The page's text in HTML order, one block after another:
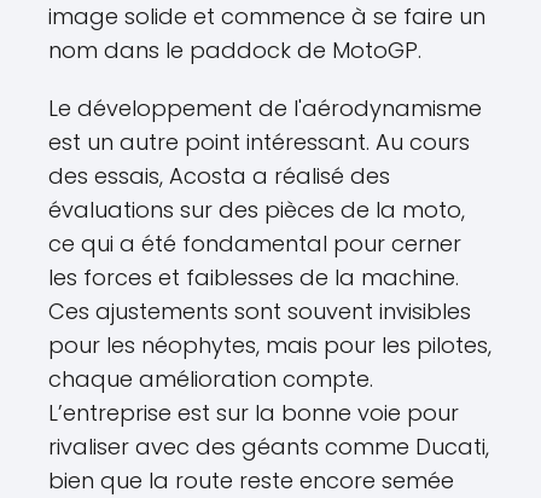
image solide et commence à se faire un
nom dans le paddock de MotoGP.
Le développement de l'aérodynamisme
est un autre point intéressant. Au cours
des essais, Acosta a réalisé des
évaluations sur des pièces de la moto,
ce qui a été fondamental pour cerner
les forces et faiblesses de la machine.
Ces ajustements sont souvent invisibles
pour les néophytes, mais pour les pilotes,
chaque amélioration compte.
L’entreprise est sur la bonne voie pour
rivaliser avec des géants comme Ducati,
bien que la route reste encore semée